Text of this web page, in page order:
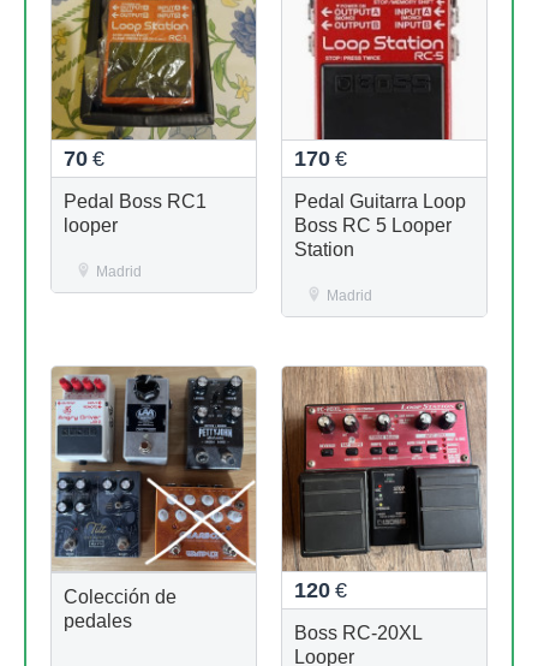
70 €
Pedal Boss RC1
looper
Madrid
170 €
Pedal Guitarra Loop
Boss RC 5 Looper
Station
Madrid
Colección de
pedales
120 €
Boss RC-20XL
Looper